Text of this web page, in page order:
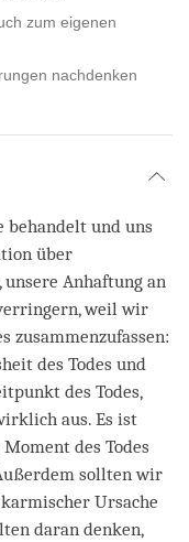
zum eigenen
nachdenken
behandelt und uns
über
Anhaftung an
weil wir
zusammenzufassen:
des Todes und
des Todes,
aus. Es ist
des Todes
sollten wir
Ursache
daran denken,